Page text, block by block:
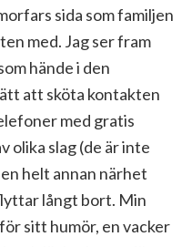
sida som familjen
med. Jag ser fram
hände i den
att sköta kontakten
med gratis
olika slag (de är inte
helt annan närhet
långt bort. Min
sitt humör, en vacker